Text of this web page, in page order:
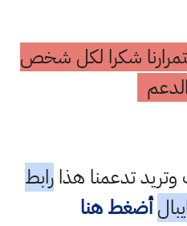
شكرا لكل شخص
تدعمنا هذارابط
أضغط هنا